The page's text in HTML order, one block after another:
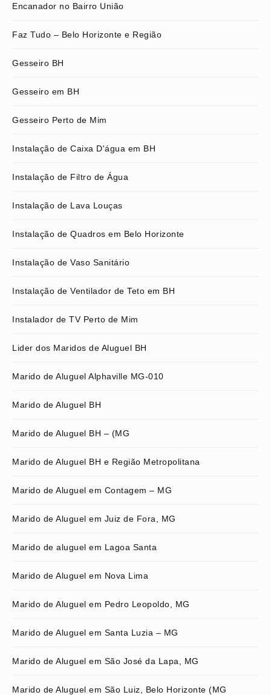
Encanador no Bairro União
Faz Tudo – Belo Horizonte e Região
Gesseiro BH
Gesseiro em BH
Gesseiro Perto de Mim
Instalação de Caixa D'água em BH
Instalação de Filtro de Água
Instalação de Lava Louças
Instalação de Quadros em Belo Horizonte
Instalação de Vaso Sanitário
Instalação de Ventilador de Teto em BH
Instalador de TV Perto de Mim
Lider dos Maridos de Aluguel BH
Marido de Aluguel Alphaville MG-010
Marido de Aluguel BH
Marido de Aluguel BH – (MG
Marido de Aluguel BH e Região Metropolitana
Marido de Aluguel em Contagem – MG
Marido de Aluguel em Juiz de Fora, MG
Marido de aluguel em Lagoa Santa
Marido de Aluguel em Nova Lima
Marido de Aluguel em Pedro Leopoldo, MG
Marido de Aluguel em Santa Luzia – MG
Marido de Aluguel em São José da Lapa, MG
Marido de Aluguel em São Luiz, Belo Horizonte (MG